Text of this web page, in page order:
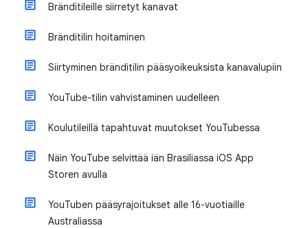
Bränditileille siirretyt kanavat
Bränditilin hoitaminen
Siirtyminen bränditilin pääsyoikeuksista kanavalupiin
YouTube-tilin vahvistaminen uudelleen
Koulutileillä tapahtuvat muutokset YouTubessa
Näin YouTube selvittää iän Brasiliassa iOS App
Storen avulla
YouTuben pääsyrajoitukset alle 16-vuotiaille
Australiassa